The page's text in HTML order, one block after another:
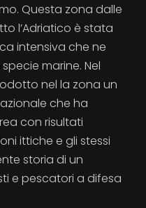
Questa zona dalle
l’Adriatico è stata
intensiva che ne
marine. Nel
nel la zona un
che ha
con risultati
ittiche e gli stessi
storia di un
e pescatori a difesa